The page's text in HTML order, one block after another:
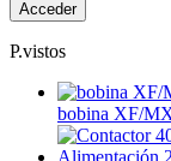
P.vistos
bobina XF/